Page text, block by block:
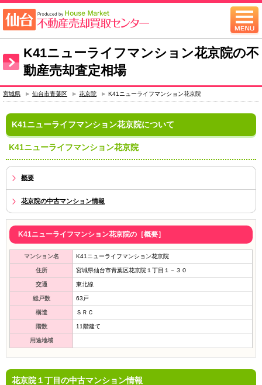
K41ニューライフマンション花京院の不
動産売却査定相場
宮城県 仙台市青葉区 花京院 K41ニューライフマンション花京院
K41ニューライフマンション花京院について
K41ニューライフマンション花京院
概要
花京院の中古マンション情報
K41ニューライフマンション花京院の［概要］
マンション名 K41ニューライフマンション花京院
住所 宮城県仙台市青葉区花京院１丁目１－３０
交通 東北線
総戸数 63戸
構造 ＳＲＣ
階数 11階建て
用途地域
花京院１丁目の中古マンション情報